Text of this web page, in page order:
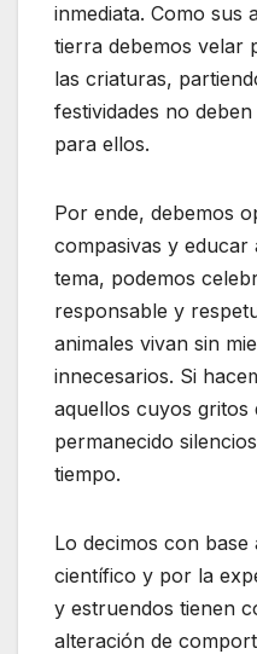
inmediata. Como sus
tierra debemos velar
las criaturas,
festividades no
para ellos.
Por ende, debemos
compasivas y educar
tema, podemos
responsable y
animales vivan sin
innecesarios. Si
aquellos cuyos gritos
permanecido
tiempo.
Lo decimos con
científico y por la
y estruendos tienen
alteración de